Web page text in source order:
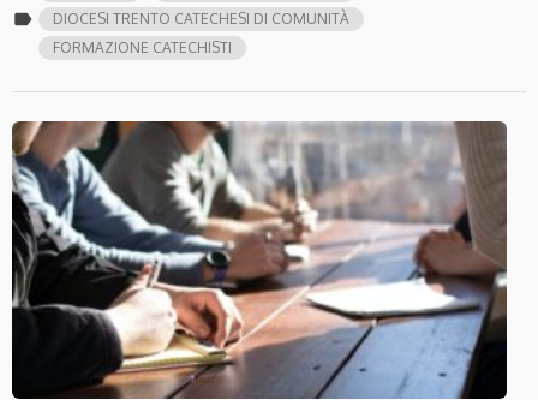
label
DIOCESI TRENTO CATECHESI DI COMUNITÀ
FORMAZIONE CATECHISTI